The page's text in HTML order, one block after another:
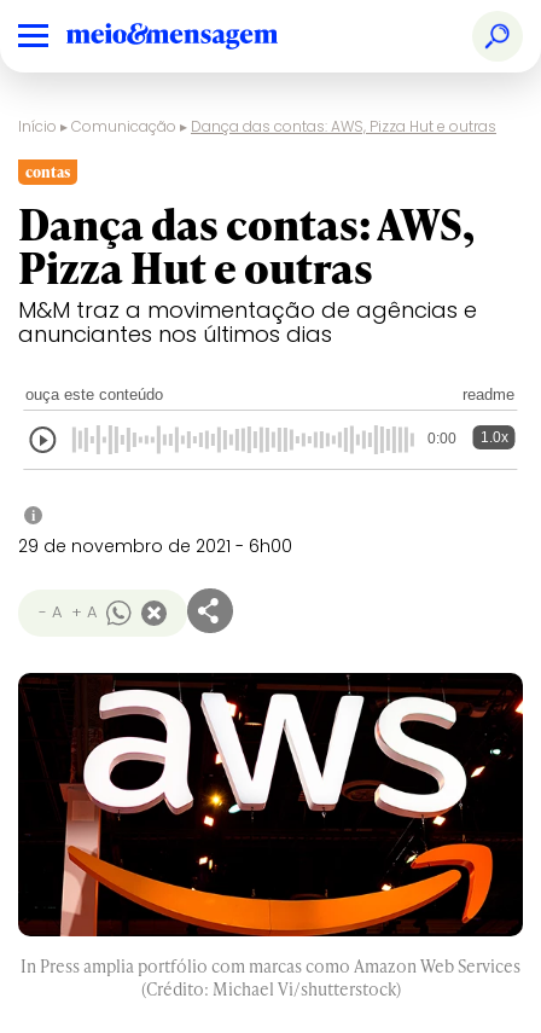
Início ▸Comunicação ▸ Dança das contas: AWS, Pizza Hut e outras
contas
Dança das contas: AWS,
Pizza Hut e outras
M&M traz a movimentação de agências e
anunciantes nos últimos dias
ouça este conteúdo readme
0:00 1.0x
i
29 de novembro de 2021 - 6h00
- A + A
In Press amplia portfólio com marcas como Amazon Web Services
(Crédito: Michael Vi/shutterstock)